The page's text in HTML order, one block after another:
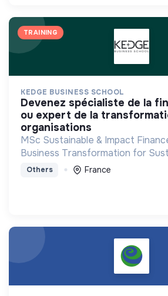
TRAINING
KEDGE BUSINESS SCHOOL
devenez spécialiste de la finance durable
ou expert de la
organisations
MSc Sustainable & Impact
Business Transformation for
Others France